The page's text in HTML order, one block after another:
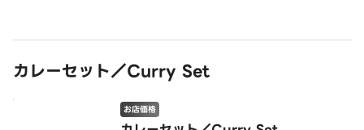
カレーセット／Curry Set
お店価格